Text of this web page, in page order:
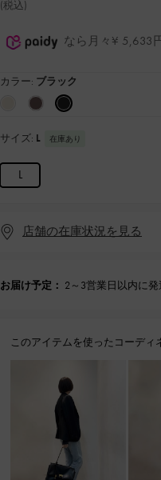
(税込)
なら月々¥ 5,633
カラー: ブラック
サイズ: L 在庫あり
L
店舗の在庫状況を見る
お届け予定： 2～3営業日以内に発
このアイテムを使ったコーディ